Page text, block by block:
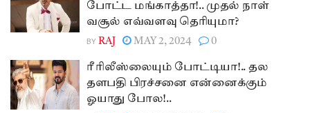
போட்ட மங்காத்தா!.. முதல் நாள்
வசூல் எவ்வளவு தெரியுமா?
BY RAJ MAY 2, 2024 0
ரீ ரிலீஸ்லையும் போட்டியா!.. தல
தளபதி பிரச்சனை என்னைக்கும்
ஓயாது போல!..